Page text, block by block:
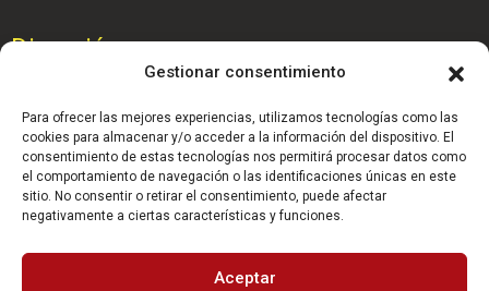
Gestionar consentimiento
Para ofrecer las mejores experiencias, utilizamos tecnologías como las
cookies para almacenar y/o acceder a la información del dispositivo. El
consentimiento de estas tecnologías nos permitirá procesar datos como
el comportamiento de navegación o las identificaciones únicas en este
sitio. No consentir o retirar el consentimiento, puede afectar
negativamente a ciertas características y funciones.
Aceptar
Dirección
administracion@realfederaciondesquash.com
(+34) 91 658 71 04
HORARIO: 9:30 - 14:00 h.